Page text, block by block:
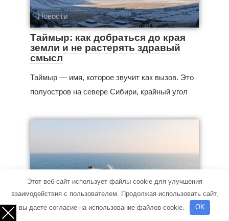
Новости
Таймыр: как добраться до края
земли и не растерять здравый
смысл
Таймыр — имя, которое звучит как вызов. Это
полуостров на севере Сибири, крайный угол
Новости
Этот веб-сайт использует файлы cookie для улучшения
взаимодействия с пользователем. Продолжая использовать сайт,
вы даете согласие на использование файлов cookie.
OK